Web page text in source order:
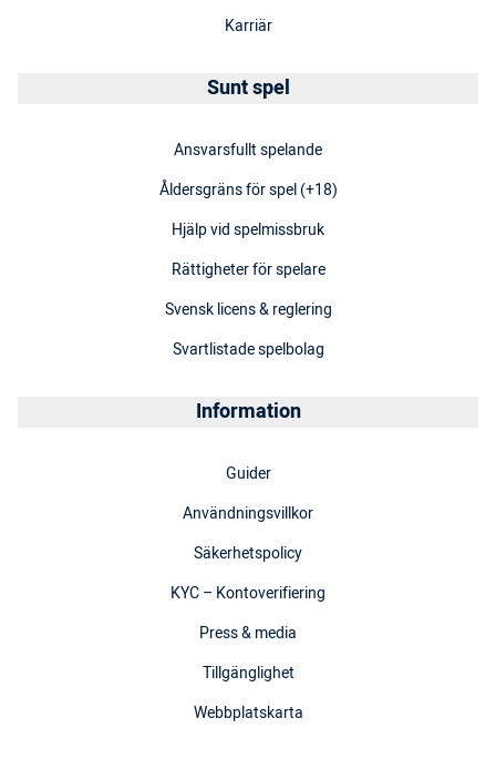
Karriär
Sunt spel
Ansvarsfullt spelande
Åldersgräns för spel (+18)
Hjälp vid spelmissbruk
Rättigheter för spelare
Svensk licens & reglering
Svartlistade spelbolag
Information
Guider
Användningsvillkor
Säkerhetspolicy
KYC – Kontoverifiering
Press & media
Tillgänglighet
Webbplatskarta